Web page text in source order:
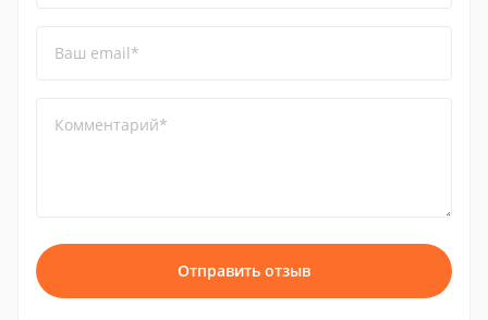
Ваш email*
Комментарий*
Отправить отзыв